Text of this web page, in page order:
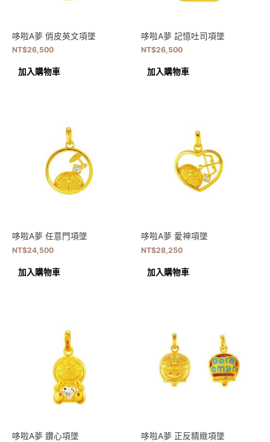
哆啦A夢 俏皮英文項墜
NT$26,500
加入購物車
哆啦A夢 記憶吐司項墜
NT$26,500
加入購物車
哆啦A夢 任意門項墜
NT$24,500
加入購物車
哆啦A夢 愛神項墜
NT$28,250
加入購物車
哆啦A夢 鑽心項墜 哆啦A夢 正反精緻項墜